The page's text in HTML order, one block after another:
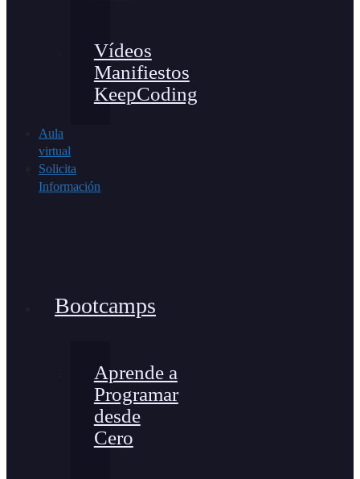
Vídeos
Manifiestos
KeepCoding
Aula
virtual
Solicita
Información
Bootcamps
Aprende a
Programar
desde
Cero